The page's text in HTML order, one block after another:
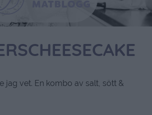
jag vet. En kombo av salt, sött &